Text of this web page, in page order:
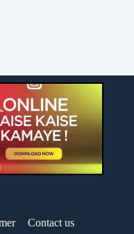
Contact us